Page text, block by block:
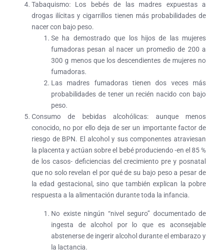
Tabaquismo: Los bebés de las madres expuestas a
drogas ilícitas y cigarrillos tienen más probabilidades de
nacer con bajo peso.
Se ha demostrado que los hijos de las mujeres
fumadoras pesan al nacer un promedio de 200 a
300 g menos que los descendientes de mujeres no
fumadoras.
Las madres fumadoras tienen dos veces más
probabilidades de tener un recién nacido con bajo
peso.
Consumo de bebidas alcohólicas: aunque menos
conocido, no por ello deja de ser un importante factor de
riesgo de BPN. El alcohol y sus componentes atraviesan
la placenta y actúan sobre el bebé produciendo -en el 85 %
de los casos- deficiencias del crecimiento pre y posnatal
que no solo revelan el por qué de su bajo peso a pesar de
la edad gestacional, sino que también explican la pobre
respuesta a la alimentación durante toda la infancia.
No existe ningún “nivel seguro” documentado de
ingesta de alcohol por lo que es aconsejable
abstenerse de ingerir alcohol durante el embarazo y
la lactancia.